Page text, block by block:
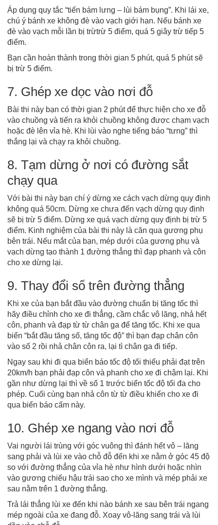
Áp dụng quy tắc “tiến bám lưng – lùi bám bụng”. Khi lái xe,
chú ý bánh xe không đè vào vạch giới hạn. Nếu bánh xe
đè vào vạch mỗi lần bị trừtrừ 5 điểm, quá 5 giây trừ tiếp 5
điểm.
Bạn cần hoàn thành trong thời gian 5 phút, quá 5 phút sẽ
bị trừ 5 điểm.
7. Ghép xe dọc vào nơi đỗ
Bài thi này bạn có thời gian 2 phút để thực hiện cho xe đỗ
vào chuồng và tiến ra khỏi chuồng không được chạm vạch
hoặc đè lên vỉa hè. Khi lùi vào nghe tiếng báo “tưng” thì
thắng lại và chạy ra khỏi chuồng.
8. Tạm dừng ở nơi có đường sắt
chạy qua
Với bài thi này bạn chí ý dừng xe cách vạch dừng quy định
không quá 50cm. Dừng xe chưa đến vạch dừng quy định
sẽ bị trừ 5 điểm. Dừng xe quá vạch dừng quy định bị trừ 5
điểm. Kinh nghiệm của bài thi này là căn qua gương phụ
bên trái. Nếu mắt của bạn, mép dưới của gương phụ và
vạch dừng tạo thành 1 đường thẳng thì đạp phanh và côn
cho xe dừng lại.
9. Thay đổi số trên đường thẳng
Khi xe của bạn bắt đầu vào đường chuẩn bị tăng tốc thì
hãy điều chỉnh cho xe đi thẳng, cầm chắc vô lăng, nhả hết
côn, phanh và đạp từ từ chân ga để tăng tốc. Khi xe qua
biển “bắt đầu tăng số, tăng tốc độ” thì bạn đạp chân côn
vào số 2 rồi nhả chân côn ra, lại tì chân ga đi tiếp.
Ngay sau khi đi qua biển báo tốc độ tối thiểu phải đạt trên
20km/h bạn phải đạp côn và phanh cho xe đi chậm lại. Khi
gần như dừng lại thì về số 1 trước biển tốc độ tối đa cho
phép. Cuối cùng bạn nhả côn từ từ điều khiển cho xe đi
qua biển báo cấm này.
10. Ghép xe ngang vào nơi đỗ
Vai người lái trùng với góc vuông thì đánh hết vô – lăng
sang phải và lùi xe vào chỗ đỗ đến khi xe nằm ở góc 45 độ
so với đường thẳng của vỉa hè như hình dưới hoặc nhìn
vào gương chiếu hậu trái sao cho xe mình và mép phải xe
sau nằm trên 1 đường thẳng.
Trả lái thẳng lùi xe đến khi nào bánh xe sau bên trái ngang
mép ngoài của xe đang đỗ. Xoay vô-lăng sang trái và lùi